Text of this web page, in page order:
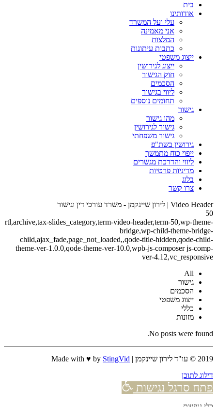
בית
אודותינו
עלי ועל המשרד
אני מאמינה
המלצות
כתבות עיתונות
ייצוג משפטי
ייצוג לגירושין
חוק הגישור
הסכמים
ליווי בגישור
תחומים נוספים
גישור
מהו גישור
גישור לגירושין
גישור משפחתי
גירושין בשת"פ
ייפוי כוח מתמשך
ליווי והדרכת מגשרים
מדיניות פרטיות
בלוג
צרו קשר
Video Header | לירון שיינקמן - משרד עורכי דין וגישור
50
rtl,archive,tax-slides_category,term-video-header,term-50,wp-theme-
bridge,wp-child-theme-bridge-
child,ajax_fade,page_not_loaded,,qode-title-hidden,qode-child-
theme-ver-1.0.0,qode-theme-ver-10.0,wpb-js-composer js-comp-
ver-4.12,vc_responsive
All
גישור
הסכמים
ייצוג משפטי
כללי
מזונות
No posts were found.
2019 © עו"ד לירון שיינקמן | Made with ♥ by
StingVid
דילוג לתוכן
פתח סרגל נגישות